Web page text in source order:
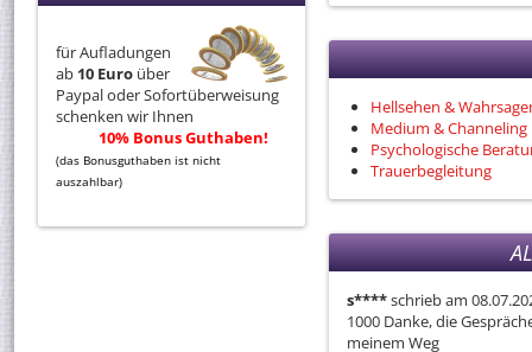
für Aufladungen
ab 10 Euro über
Paypal oder Sofortüberweisung
schenken wir Ihnen
10% Bonus Guthaben!
(das Bonusguthaben ist nicht
auszahlbar)
Hellsehen &
Medium & Channeling
Psychologische
Trauerbegleitung
s****schrieb am
1000 Danke, die
meinem Weg